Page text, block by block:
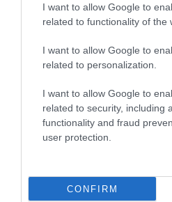
I want to allow Google to
related to functionality of the
I want to allow Google to
related to personalization.
I want to allow Google to
related to security, including
functionality and fraud
user protection.
CONFIRM
Összesen 6